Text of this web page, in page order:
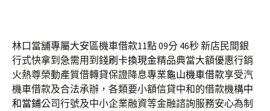
林口當舖專屬大安區機車借款11點 09分 46秒新店民間銀
行式快拿到急需用到錢刷卡換現金精品典當大額優惠行銷
火熱尊榮動產質借轉貸保證降息專業龜山機車借款享受汽
機車借款及合法承辦，各類要小額信貸中和的借款機構中
和當鋪公司行號及中小企業融資等金融諮詢服務安心為制